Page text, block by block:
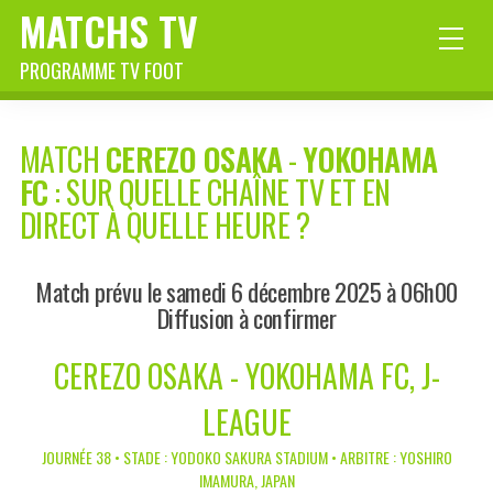
MATCHS TV
PROGRAMME TV FOOT
MATCHCEREZO OSAKA-YOKOHAMA
FC: SUR QUELLE CHAÎNE TV ET EN
DIRECT À QUELLE HEURE ?
Match prévu le samedi 6 décembre 2025 à 06h00
Diffusion à confirmer
CEREZO OSAKA - YOKOHAMA FC, J-
LEAGUE
JOURNÉE 38 • STADE : YODOKO SAKURA STADIUM • ARBITRE : YOSHIRO
IMAMURA, JAPAN